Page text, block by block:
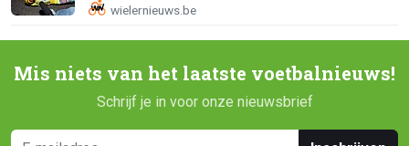
Mis niets van het laatste voetbalnieuws!
Schrijf je in voor onze nieuwsbrief